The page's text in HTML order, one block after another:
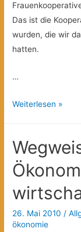
Das ist die
wurden, die wir
hatten.
…
Frauenkooperative
Vida
Fair
Trade
Zone“
Weiterlesen »
26. Mai 2010 /
ökonomie